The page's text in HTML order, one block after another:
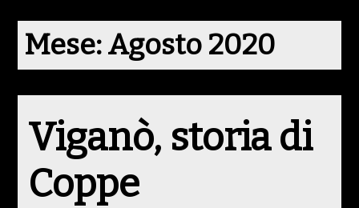
Mese:Agosto 2020
Viganò, storia di
Coppe